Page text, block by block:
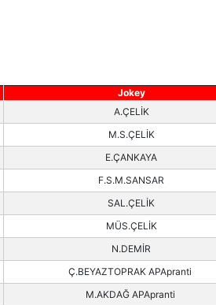
Jokey
A.ÇELİK
M.S.ÇELİK
E.ÇANKAYA
F.S.M.SANSAR
SAL.ÇELİK
MÜS.ÇELİK
N.DEMİR
Ç.BEYAZTOPRAK APApranti
M.AKDAĞ APApranti